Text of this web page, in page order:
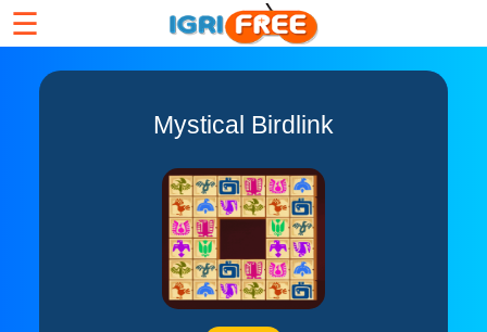
☰
Mystical Birdlink